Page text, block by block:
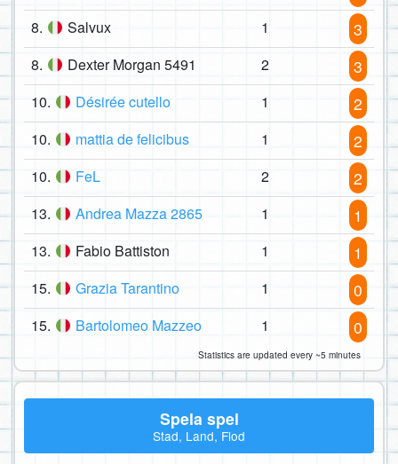
8. Salvux 1 3
8. Dexter Morgan 5491 2 3
10. Désirée cutello 1 2
10. mattia de felicibus 1 2
10. FeL 2 2
13. Andrea Mazza 2865 1 1
13. Fabio Battiston 1 1
15. Grazia Tarantino 1 0
15. Bartolomeo Mazzeo 1 0
Statistics are updated every ~5 minutes
Spela spel
Stad, Land, Flod